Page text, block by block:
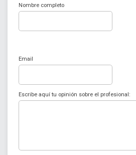
Nombre completo
Email
Escribe aquí tu opinión sobre el profesional: